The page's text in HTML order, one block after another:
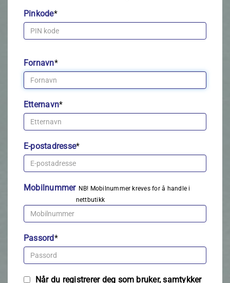
Pinkode*
Fornavn*
Etternavn*
E-postadresse*
Mobilnummer NB! Mobilnummer kreves for å handle i
nettbutikk
Passord*
Når du registrerer deg som bruker, samtykker